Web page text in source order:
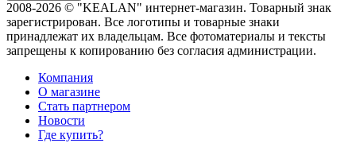
2008-2026 © "KEALAN" интернет-магазин. Товарный знак
зарегистрирован. Все логотипы и товарные знаки
принадлежат их владельцам. Все фотоматериалы и тексты
запрещены к копированию без согласия администрации.
Компания
О магазине
Стать партнером
Новости
Где купить?